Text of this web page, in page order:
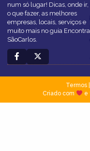
num só lugar! Dicas, onde ir,
o que fazer, as melhores
empresas, locais, serviços e
muito mais no guia Encontra
SãoCarlos.
Termos|
Criado com
e